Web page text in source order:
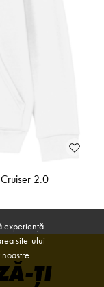
2.0
ȚI
experiență
site-ului